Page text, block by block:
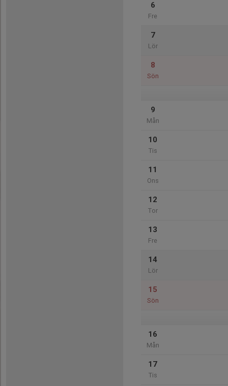
6
Fre
7
Lör
8
Sön
9
Mån
10
Tis
11
Ons
12
Tor
13
Fre
14
Lör
15
Sön
16
Mån
17
Tis